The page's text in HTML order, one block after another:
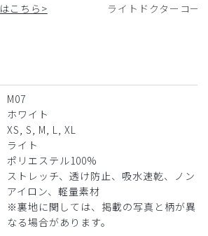
こちら> ライトドクターコー
M07
ホワイト
XS, S, M, L, XL
ライト
ポリエステル100%
ストレッチ、透け防止、吸水速乾、ノン
アイロン、軽量素材
※裏地に関しては、掲載の写真と柄が異
なる場合があります。